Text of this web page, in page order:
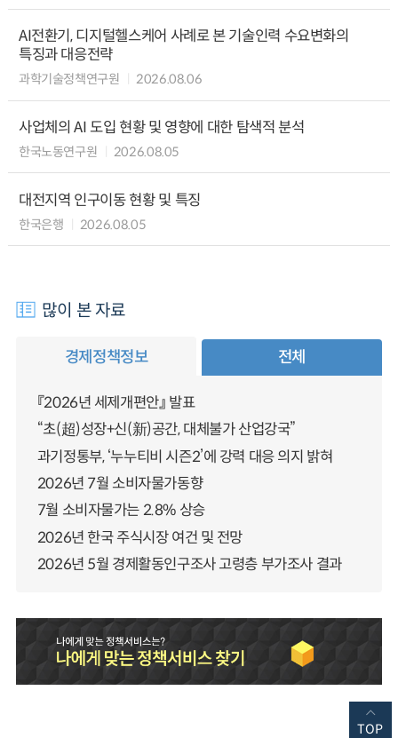
AI전환기, 디지털헬스케어 사례로 본 기술인력 수요변화의
특징과 대응전략
과학기술정책연구원 2026.08.06
사업체의 AI 도입 현황 및 영향에 대한 탐색적 분석
한국노동연구원 2026.08.05
대전지역 인구이동 현황 및 특징
한국은행 2026.08.05
많이 본 자료
경제정책정보 전체
『2026년 세제개편안』 발표
“초(超)성장+신(新)공간, 대체불가 산업강국”
과기정통부, ‘누누티비 시즌2’에 강력 대응 의지 밝혀
2026년 7월 소비자물가동향
7월 소비자물가는 2.8% 상승
2026년 한국 주식시장 여건 및 전망
2026년 5월 경제활동인구조사 고령층 부가조사 결과
TOP